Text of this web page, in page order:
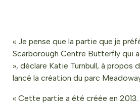
« Je pense que la partie que je
Scarborough Centre Butterfly qui
», déclare Katie Turnbull, à propos
lancé la création du parc
« Cette partie a été créée en